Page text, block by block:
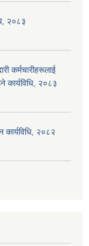
२०८३
कर्मचारीहरूलाई
कार्यविधि, २०८३
कार्यविधि, २०८२